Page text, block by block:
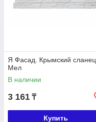
Я Фасад. Крымский сланец.
Мел
В наличии
3 161 ₸
Купить